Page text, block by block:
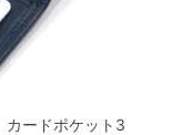
カードポケット3